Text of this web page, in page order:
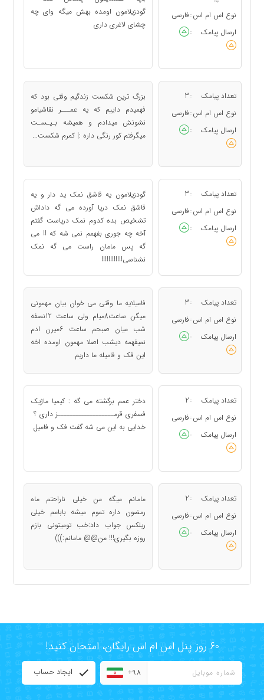
نوع اس ام اس : فارسی
ارسال پیامک
:
گودزیلامون اومده بهش میگه وای چه
چشای لاغری داری
تعداد پیامک :
3
نوع اس ام اس : فارسی
ارسال پیامک
:
بزرگ ترین شکست زندگیم وقتی بود که
فهمیدم داییم که یه عمـــر نقاشیامو
نشونش میدادم و همیشه بـیـسـت
میگرفتم کور رنگی داره :| کمرم شکست...
تعداد پیامک :
3
نوع اس ام اس : فارسی
ارسال پیامک
:
گودزیلامون یه قاشق نمک ید دار و یه
قاشق نمک دریا آورده می گه داداش
تشخیص بده کدوم نمک دریاست گفتم
آخه چه جوری بفهمم نمی شه که !! می
گه پس مامان راست می گه نمک
نشناسی!!!!!!!!!!!!
تعداد پیامک :
3
نوع اس ام اس : فارسی
ارسال پیامک
:
فامیلایه ما وقتی می خوان بیان مهمونی
میگن ساعت8میام ولی ساعت 12نصفه
شب میان صبحم ساعت 6میرن ادم
نمیفهمه دیشب اصلا مهمون اومده اخه
این فک و فامیله ما داریم
تعداد پیامک :
2
نوع اس ام اس : فارسی
ارسال پیامک
:
دختر عمم برگشته می گه : کیمیا ماژیک
فسفری قرمـــــــــــــــــــز داری ؟
خدایی به این می شه گفت فک و فامیل
تعداد پیامک :
2
نوع اس ام اس : فارسی
ارسال پیامک
:
مامانم میگه من خیلی ناراحتم ماه
رمضون داره تموم میشه بابامم خیلی
ریلکس جواب داد:خب تومیتونی بازم
روزه بگیری!!! من@@ مامانم:)))
60 روز پنل اس ام اس رایگان، امتحان کنید!
+98 ایجاد حساب